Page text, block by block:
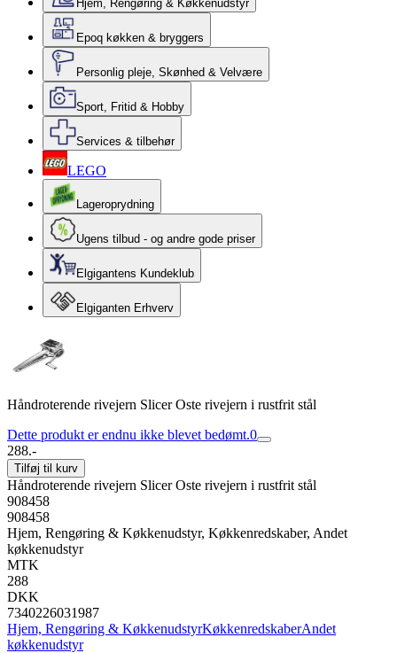
Hjem, Rengøring & Køkkenudstyr
Epoq køkken & bryggers
Personlig pleje, Skønhed & Velvære
Sport, Fritid & Hobby
Services & tilbehør
LEGO
Lageroprydning
Ugens tilbud - og andre gode priser
Elgigantens Kundeklub
Elgiganten Erhverv
Håndroterende rivejern Slicer Oste rivejern i rustfrit stål
Dette produkt er endnu ikke blevet bedømt.0
288.-
Tilføj til kurv
Håndroterende rivejern Slicer Oste rivejern i rustfrit stål
908458
908458
Hjem, Rengøring & Køkkenudstyr, Køkkenredskaber, Andet
køkkenudstyr
MTK
288
DKK
7340226031987
Hjem, Rengøring & KøkkenudstyrKøkkenredskaberAndet
køkkenudstyr